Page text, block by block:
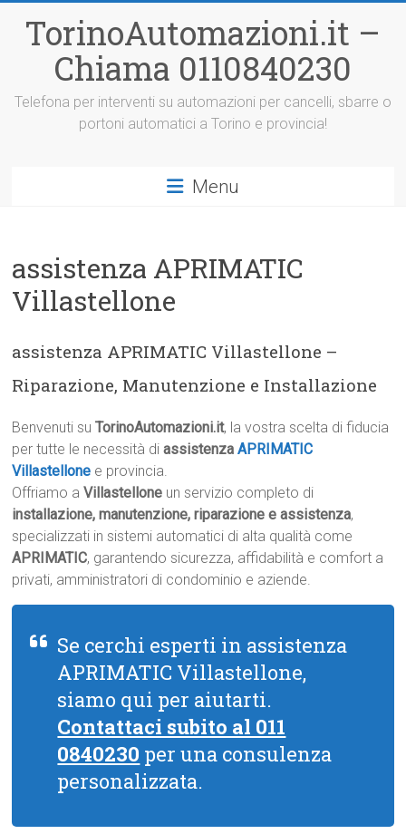
contenuto
TorinoAutomazioni.it –
Chiama 0110840230
Telefona per interventi su automazioni per cancelli, sbarre o
portoni automatici a Torino e provincia!
Menu
assistenza APRIMATIC
Villastellone
assistenza APRIMATIC Villastellone –
Riparazione, Manutenzione e Installazione
Benvenuti suTorinoAutomazioni.it, la vostra scelta di fiducia
per tutte le necessità diassistenzaAPRIMATIC
Villastellone e provincia.
Offriamo aVillastellone un servizio completo di
installazione, manutenzione, riparazione e assistenza,
specializzati in sistemi automatici di alta qualità come
APRIMATIC, garantendo sicurezza, affidabilità e comfort a
privati, amministratori di condominio e aziende.
Se cerchi esperti in assistenza
APRIMATIC Villastellone,
siamo qui per aiutarti.
Contattaci subito al 011
0840230 per una consulenza
personalizzata.